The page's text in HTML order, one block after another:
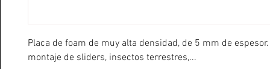
Placa de foam de muy alta densidad, de 5 mm de
montaje de sliders, insectos terrestres,...